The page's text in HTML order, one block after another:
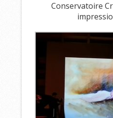
Conservatoire